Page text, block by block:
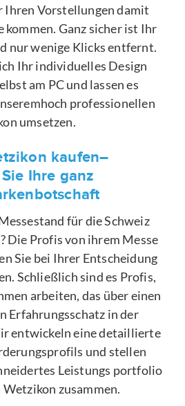
Ihren Vorstellungen damit
kommen. Ganz sicher ist Ihr
nur wenige Klicks entfernt.
Ihr individuelles Design
am PC und lassen es
professionellen
umsetzen.
kaufen–
Ihre ganz
für die Schweiz
Die Profis von ihrem Messe
Sie bei Ihrer Entscheidung
Schließlich sind es Profis,
arbeiten, das über einen
Erfahrungsschatz in der
entwickeln eine detaillierte
und stellen
Leistungs portfolio
zusammen.